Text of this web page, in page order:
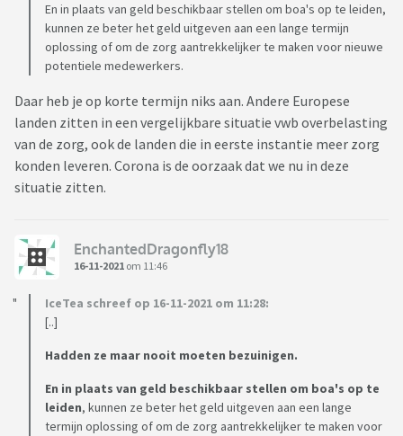
En in plaats van geld beschikbaar stellen om boa's op te leiden,
kunnen ze beter het geld uitgeven aan een lange termijn
oplossing of om de zorg aantrekkelijker te maken voor nieuwe
potentiele medewerkers.
Daar heb je op korte termijn niks aan. Andere Europese
landen zitten in een vergelijkbare situatie vwb overbelasting
van de zorg, ook de landen die in eerste instantie meer zorg
konden leveren. Corona is de oorzaak dat we nu in deze
situatie zitten.
EnchantedDragonfly18
16-11-2021 om 11:46
IceTea schreef op 16-11-2021 om 11:28:
[..]
Hadden ze maar nooit moeten bezuinigen.
En in plaats van geld beschikbaar stellen om boa's op te
leiden, kunnen ze beter het geld uitgeven aan een lange
termijn oplossing of om de zorg aantrekkelijker te maken voor